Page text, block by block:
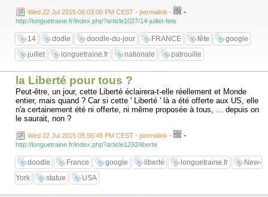
Wed 22 Jul 2015 06:03:00 PM CEST - permalink - -
http://longuetraine.fr/index.php?article1027/14-juillet-fete
14 dodle doodle-du-jour FRANCE fête
google
juillet
longuetraine.fr nationale patrouille
la Liberté pour tous ?
Peut-être, un jour, cette Liberté éclairera-t-elle réellement et Monde
entier, mais quand ? Car si cette ' Liberté ' là a été offerte aux US, elle
n'a certainement été ni offerte, ni même proposée à tous, ... depuis on
le saurait, non ?
Wed 22 Jul 2015 05:56:49 PM CEST - permalink - -
http://longuetraine.fr/index.php?article1292/liberte
doodle France google liberté longuetraine.fr
New-
York
statue USA